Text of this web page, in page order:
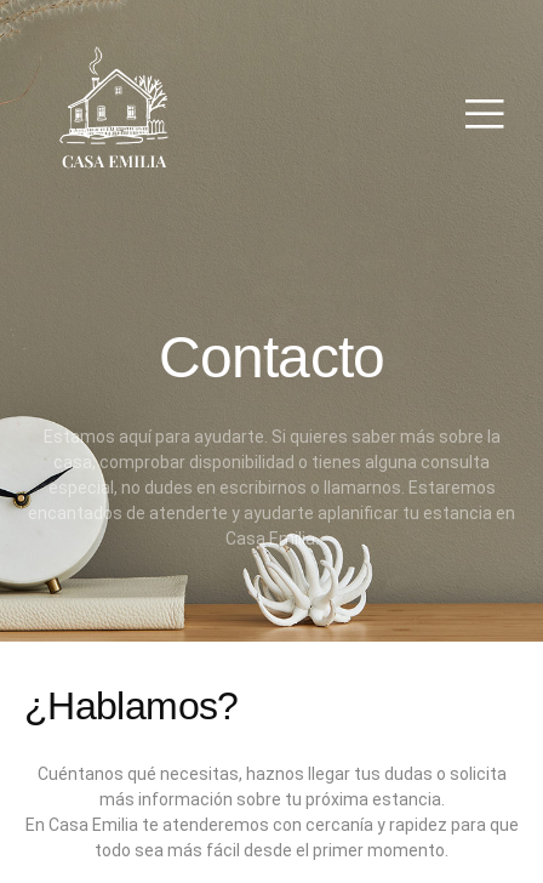
Contacto
Estamos aquí para ayudarte. Si quieres saber más sobre la
casa, comprobar disponibilidad o tienes alguna consulta
especial, no dudes en escribirnos o llamarnos. Estaremos
encantados de atenderte y ayudarte aplanificar tu estancia en
Casa Emilia.
¿Hablamos?
Cuéntanos qué necesitas, haznos llegar tus dudas o solicita
más información sobre tu próxima estancia.
En Casa Emilia te atenderemos con cercanía y rapidez para que
todo sea más fácil desde el primer momento.